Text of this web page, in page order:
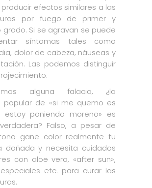
efectos similares a las
por fuego de primer y
grado. Si se agravan se puede
síntomas tales como
dolor de cabeza, náuseas y
Las podemos distinguir
alguna falacia, ¿la
popular de «si me quemo es
poniendo moreno» es
Falso, a pesar de
gane color realmente tu
dañada y necesita cuidados
con aloe vera, «after sun»,
etc. para curar las